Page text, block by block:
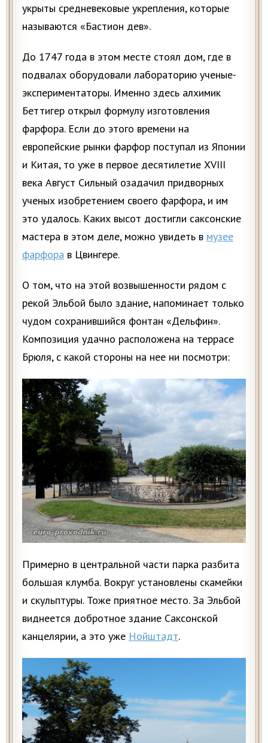
укрыты средневековые укрепления, которые
называются «Бастион дев».
До 1747 года в этом месте стоял дом, где в
подвалах оборудовали лабораторию ученые-
экспериментаторы. Именно здесь алхимик
Беттигер открыл формулу изготовления
фарфора. Если до этого времени на
европейские рынки фарфор поступал из Японии
и Китая, то уже в первое десятилетие XVIII
века Август Сильный озадачил придворных
ученых изобретением своего фарфора, и им
это удалось. Каких высот достигли саксонские
мастера в этом деле, можно увидеть в музее
фарфора в Цвингере.
О том, что на этой возвышенности рядом с
рекой Эльбой было здание, напоминает только
чудом сохранившийся фонтан «Дельфин».
Композиция удачно расположена на террасе
Брюля, с какой стороны на нее ни посмотри:
Примерно в центральной части парка разбита
большая клумба. Вокруг установлены скамейки
и скульптуры. Тоже приятное место. За Эльбой
виднеется добротное здание Саксонской
канцелярии, а это уже Нойштадт.